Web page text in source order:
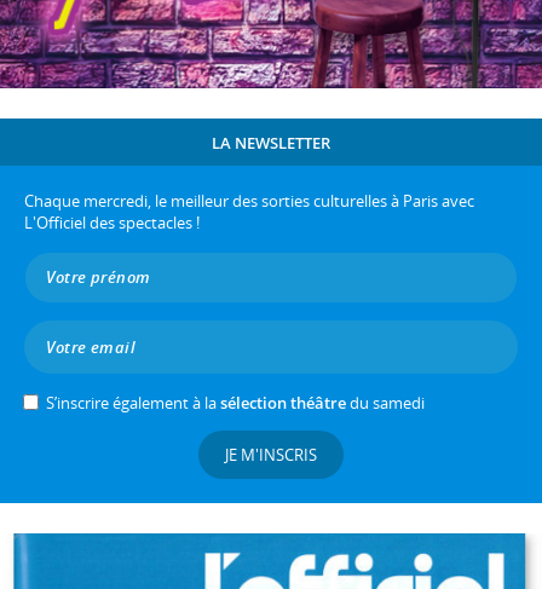
LA NEWSLETTER
Chaque mercredi, le meilleur des sorties culturelles à Paris avec
L'Officiel des spectacles !
S’inscrire également à lasélection théâtredu samedi
JE M'INSCRIS